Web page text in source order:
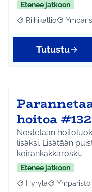
Etenee jatkoon
Rajaa tulokset
Riihikallio Rajaa
Tutustu
hoitoa
Nostetaan
lisäksi. Lisätään
koirankakkaroski…
Etenee jatkoon
Rajaa tulokset
Hyrylä Rajaa
Ympäristö